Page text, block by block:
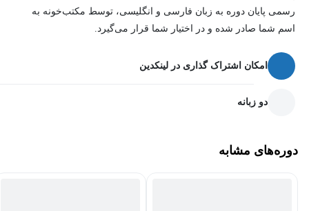
رسمی پایان دوره به زبان فارسی و انگلیسی، توسط مکتب‌خونه به
اسم شما صادر شده و در اختیار شما قرار می‌گیرد.
امکان اشتراک گذاری در لینکدین
دو زبانه
دوره‌های مشابه